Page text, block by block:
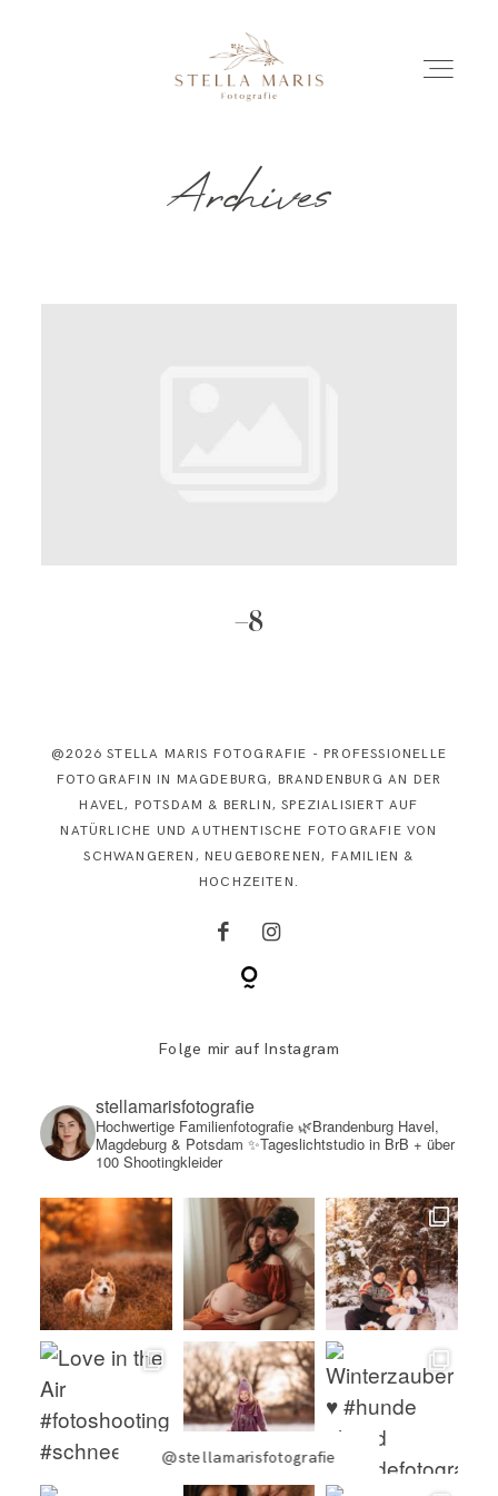
EINBLICKE
Archives
–8
@2026 STELLA MARIS FOTOGRAFIE - PROFESSIONELLE
FOTOGRAFIN IN MAGDEBURG, BRANDENBURG AN DER
HAVEL, POTSDAM & BERLIN, SPEZIALISIERT AUF
NATÜRLICHE UND AUTHENTISCHE FOTOGRAFIE VON
SCHWANGEREN, NEUGEBORENEN, FAMILIEN &
HOCHZEITEN.
Folge mir auf Instagram
@stellamarisfotografie
stellamarisfotografie
Hochwertige Familienfotografie🌿Brandenburg Havel,
Magdeburg & Potsdam ✨Tageslichtstudio in BrB + über
100 Shootingkleider